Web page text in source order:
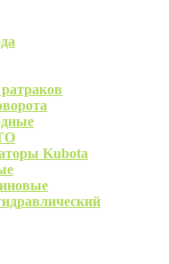
Kubota